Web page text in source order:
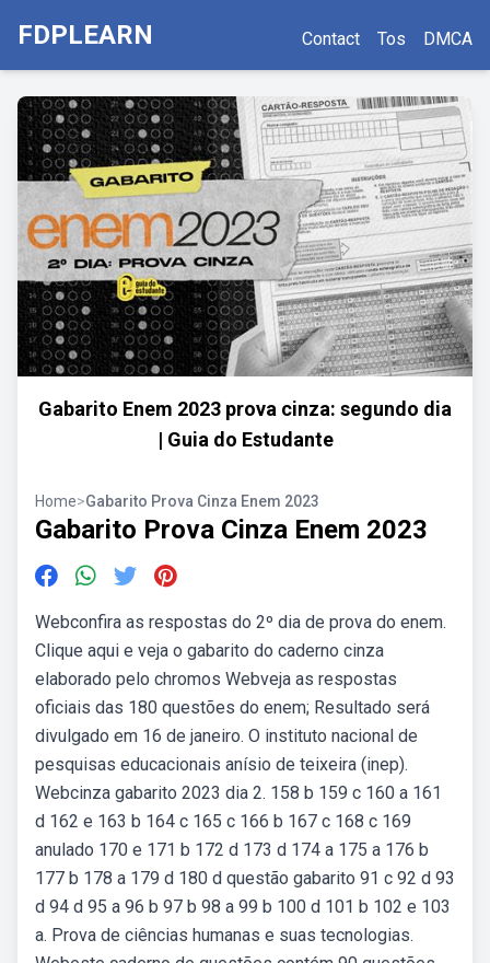
FDPLEARN Contact Tos DMCA
Gabarito Enem 2023 prova cinza: segundo dia
| Guia do Estudante
Home>Gabarito Prova Cinza Enem 2023
Gabarito Prova Cinza Enem 2023
Webconfira as respostas do 2º dia de prova do enem.
Clique aqui e veja o gabarito do caderno cinza
elaborado pelo chromos Webveja as respostas
oficiais das 180 questões do enem; Resultado será
divulgado em 16 de janeiro. O instituto nacional de
pesquisas educacionais anísio de teixeira (inep).
Webcinza gabarito 2023 dia 2. 158 b 159 c 160 a 161
d 162 e 163 b 164 c 165 c 166 b 167 c 168 c 169
anulado 170 e 171 b 172 d 173 d 174 a 175 a 176 b
177 b 178 a 179 d 180 d questão gabarito 91 c 92 d 93
d 94 d 95 a 96 b 97 b 98 a 99 b 100 d 101 b 102 e 103
a. Prova de ciências humanas e suas tecnologias.